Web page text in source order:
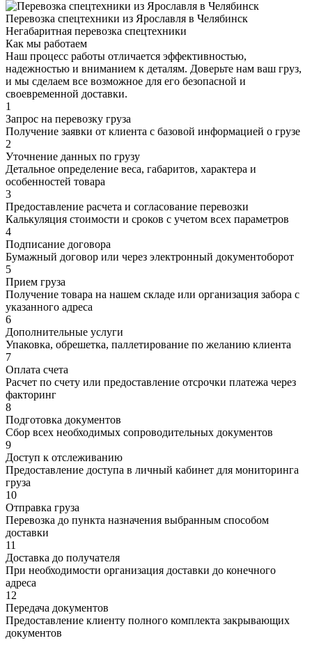
Перевозка спецтехники из Ярославля в Челябинск
Негабаритная перевозка спецтехники
Как мы работаем
Наш процесс работы отличается эффективностью,
надежностью и вниманием к деталям. Доверьте нам ваш груз,
и мы сделаем все возможное для его безопасной и
своевременной доставки.
1
Запрос на перевозку груза
Получение заявки от клиента с базовой информацией о грузе
2
Уточнение данных по грузу
Детальное определение веса, габаритов, характера и
особенностей товара
3
Предоставление расчета и согласование перевозки
Калькуляция стоимости и сроков с учетом всех параметров
4
Подписание договора
Бумажный договор или через электронный документоборот
5
Прием груза
Получение товара на нашем складе или организация забора с
указанного адреса
6
Дополнительные услуги
Упаковка, обрешетка, паллетирование по желанию клиента
7
Оплата счета
Расчет по счету или предоставление отсрочки платежа через
факторинг
8
Подготовка документов
Сбор всех необходимых сопроводительных документов
9
Доступ к отслеживанию
Предоставление доступа в личный кабинет для мониторинга
груза
10
Отправка груза
Перевозка до пункта назначения выбранным способом
доставки
11
Доставка до получателя
При необходимости организация доставки до конечного
адреса
12
Передача документов
Предоставление клиенту полного комплекта закрывающих
документов